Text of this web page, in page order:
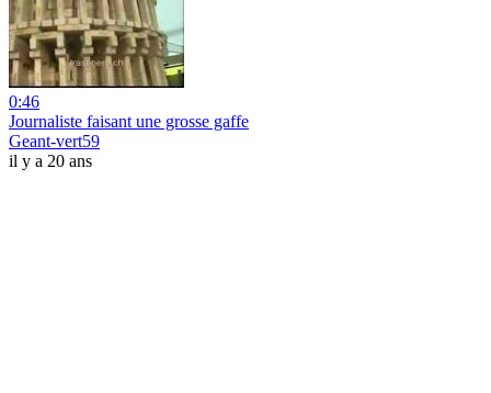
0:46
Journaliste faisant une grosse gaffe
Geant-vert59
il y a 20 ans